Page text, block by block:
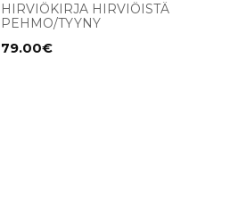
HIRVIÖKIRJA HIRVIÖISTÄ
PEHMO/TYYNY
79.00€